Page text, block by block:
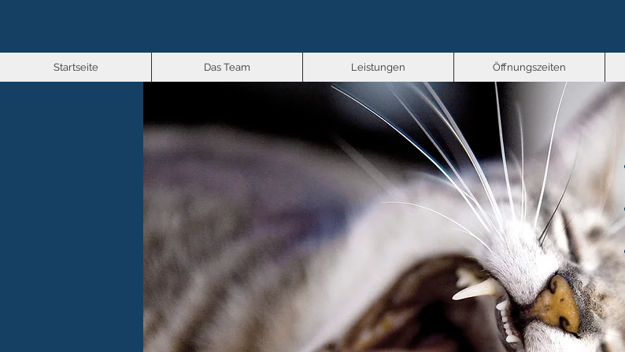
Startseite Das Team Leistungen Öffnungszeiten